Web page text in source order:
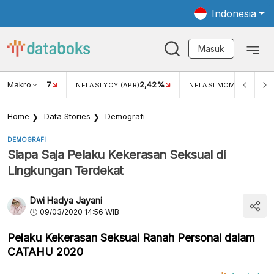
Indonesia
Masuk
Makro
USD/IDR 17 INFLASI YOY (APR)2,42% INFLASI MOM (MAR)
Home Data Stories Demografi
DEMOGRAFI
Siapa Saja Pelaku Kekerasan Seksual di
Lingkungan Terdekat
Dwi Hadya Jayani
09/03/2020 14:56 WIB
Pelaku Kekerasan Seksual Ranah Personal dalam
CATAHU 2020